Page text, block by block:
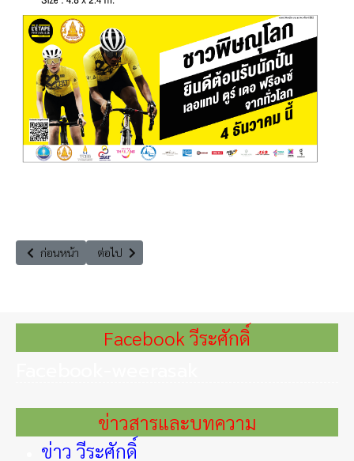
เนื้อหาก่อนหน้า: ร่วมกิจกรรมถวายสักการะ-ใส่บาตร น้อมรำลึกในหลวง ร. 9
ก่อนหน้า เนื้อหาถัดไป: แถลงข่าวความพร้อมในการจัดแข่งกีฬาจักรยาน
ต่อไป
Facebook วีระศักดิ์
ข่าวสารและบทความ
ข่าว วีระศักดิ์